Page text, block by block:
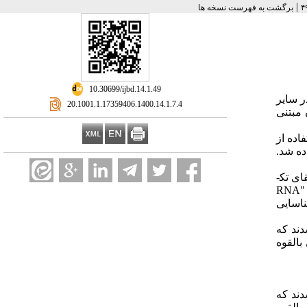
|برگشت به فهرست نسخه ها
‎ 10.30699/ijbd.14.1.49
‎ 20.1001.1.17359406.1400.14.1.7.4
سایر
از
شد.
تک­
RNA
شناسایی
که
که